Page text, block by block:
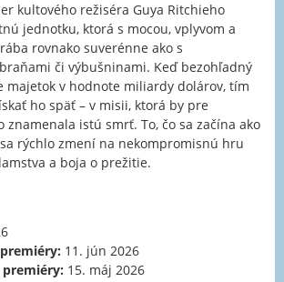
kultového režiséra Guya Ritchieho
jednotku, ktorá s mocou, vplyvom a
rovnako suverénne ako s
či výbušninami. Keď bezohľadný
majetok v hodnote miliardy dolárov, tím
ho späť – v misii, ktorá by pre
znamenala istú smrť. To, čo sa začína ako
rýchlo zmení na nekompromisnú hru
a boja o prežitie.
11. jún 2026
15. máj 2026